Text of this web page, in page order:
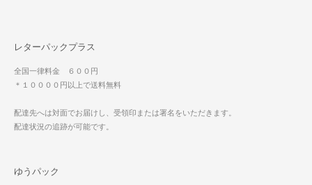
レターパックプラス
全国一律料金 ６００円
＊１００００円以上で送料無料
配達先へは対面でお届けし、受領印または署名をいただきます。
配達状況の追跡が可能です。
ゆうパック